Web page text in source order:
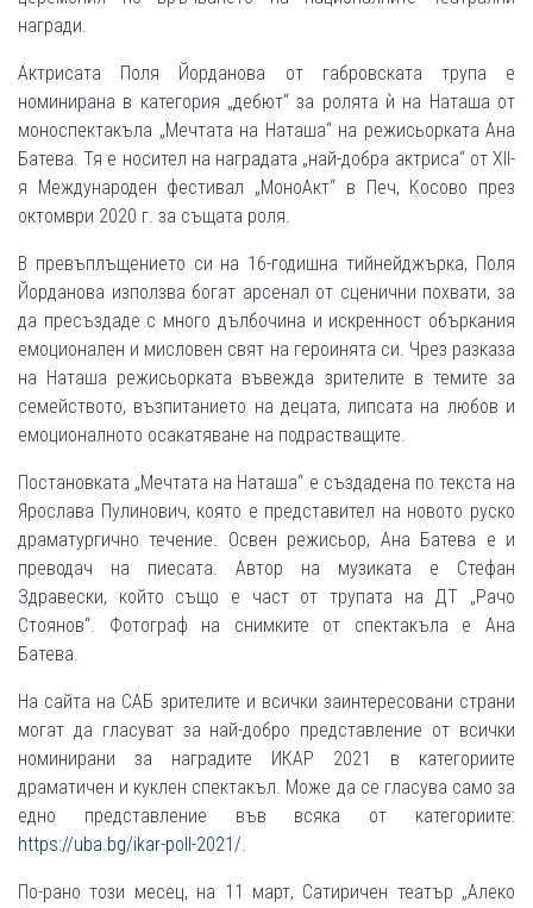
награди.
Актрисата Поля Йорданова от габровската трупа е
номинирана в категория „дебют“ за ролята ѝ на Наташа от
моноспектакъла „Мечтата на Наташа“ на режисьорката Ана
Батева. Тя е носител на наградата „най-добра актриса“ от XII-
я Международен фестивал „МоноАкт“ в Печ, Косово през
октомври 2020 г. за същата роля.
В превъплъщението си на 16-годишна тийнейджърка, Поля
Йорданова използва богат арсенал от сценични похвати, за
да пресъздаде с много дълбочина и искренност объркания
емоционален и мисловен свят на героинята си. Чрез разказа
на Наташа режисьорката въвежда зрителите в темите за
семейството, възпитанието на децата, липсата на любов и
емоционалното осакатяване на подрастващите.
Постановката „Мечтата на Наташа“ е създадена по текста на
Ярослава Пулинович, която е представител на новото руско
драматургично течение. Освен режисьор, Ана Батева е и
преводач на пиесата. Автор на музиката е Стефан
Здравески, който също е част от трупата на ДТ „Рачо
Стоянов“. Фотограф на снимките от спектакъла е Ана
Батева.
На сайта на САБ зрителите и всички заинтересовани страни
могат да гласуват за най-добро представление от всички
номинирани за наградите ИКАР 2021 в категориите
драматичен и куклен спектакъл. Може да се гласува само за
едно представление във всяка от категориите:
https://uba.bg/ikar-poll-2021/.
По-рано този месец, на 11 март, Сатиричен театър „Алеко